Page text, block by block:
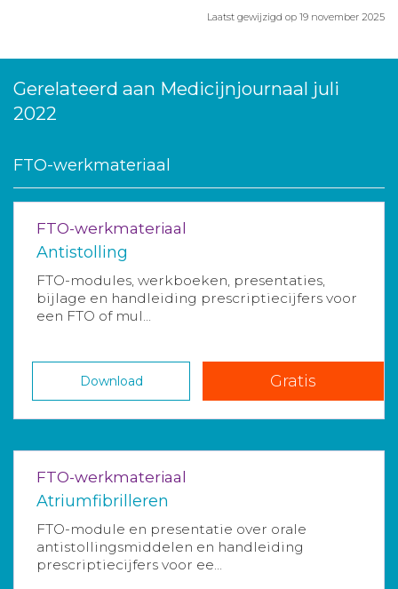
Laatst gewijzigd op 19 november 2025
Gerelateerd aan Medicijnjournaal juli
2022
FTO-werkmateriaal
FTO-werkmateriaal
Antistolling
FTO-modules, werkboeken, presentaties,
bijlage en handleiding prescriptiecijfers voor
een FTO of mul...
Download Gratis
FTO-werkmateriaal
Atriumfibrilleren
FTO-module en presentatie over orale
antistollingsmiddelen en handleiding
prescriptiecijfers voor ee...